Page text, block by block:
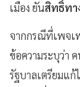
เมือง ยันสิทธิ์ทา
จากกรณีที่เพจเ
ข้อความระบุว่า
รัฐบาลเตรียมแ